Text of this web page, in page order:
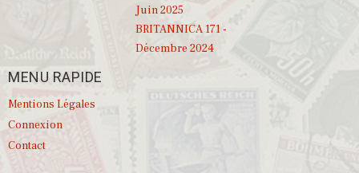
Juin 2025
BRITANNICA 171 -
Décembre 2024
MENU RAPIDE
Mentions Légales
Connexion
Contact